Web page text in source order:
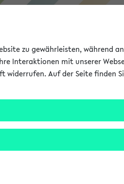
eKVV
zu gewährleisten, während
Interaktionen mit unserer
widerrufen. Auf der Seite finden